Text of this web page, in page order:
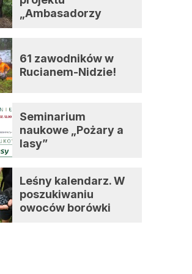
„Ambasadorzy
61 zawodników w
Rucianem-Nidzie!
Seminarium
naukowe „Pożary a
lasy”
Leśny kalendarz. W
poszukiwaniu
owoców borówki